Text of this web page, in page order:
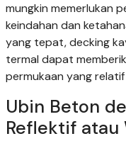
mungkin memerlukan
keindahan dan
yang tepat, decking
termal dapat
permukaan yang
Ubin Beton
Reflektif atau